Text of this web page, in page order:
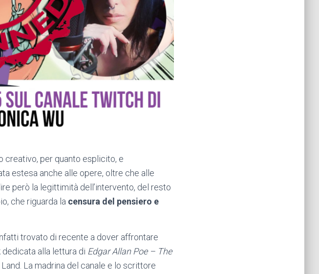
creativo, per quanto esplicito, e
estesa anche alle opere, oltre che alle
però la legittimità dell’intervento, del resto
che riguarda la censura del pensiero e
trovato di recente a dover affrontare
dedicata alla lettura di Edgar Allan Poe – The
La madrina del canale e lo scrittore